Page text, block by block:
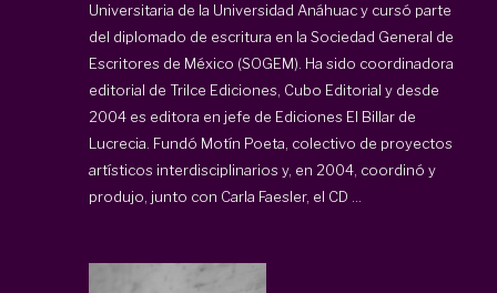
Universitaria de la Universidad Anáhuac y cursó parte
del diplomado de escritura en la Sociedad General de
Escritores de México (SOGEM). Ha sido coordinadora
editorial de Trilce Ediciones, Cubo Editorial y desde
2004 es editora en jefe de Ediciones El Billar de
Lucrecia. Fundó Motín Poeta, colectivo de proyectos
artísticos interdisciplinarios y, en 2004, coordinó y
produjo, junto con Carla Faesler, el CD ...